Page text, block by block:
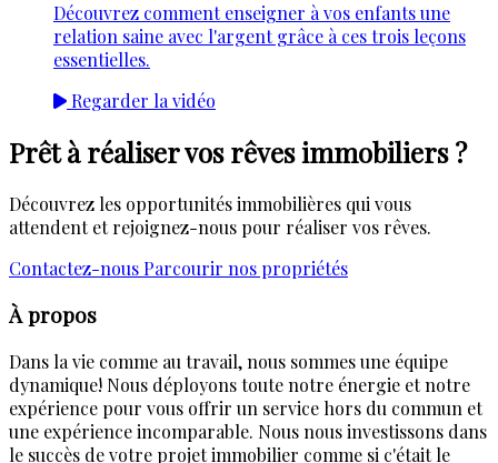
Découvrez comment enseigner à vos enfants une
relation saine avec l'argent grâce à ces trois leçons
essentielles.
Regarder la vidéo
Prêt à réaliser vos rêves immobiliers ?
Découvrez les opportunités immobilières qui vous
attendent et rejoignez-nous pour réaliser vos rêves.
Contactez-nous Parcourir nos propriétés
À propos
Dans la vie comme au travail, nous sommes une équipe
dynamique! Nous déployons toute notre énergie et notre
expérience pour vous offrir un service hors du commun et
une expérience incomparable. Nous nous investissons dans
le succès de votre projet immobilier comme si c'était le